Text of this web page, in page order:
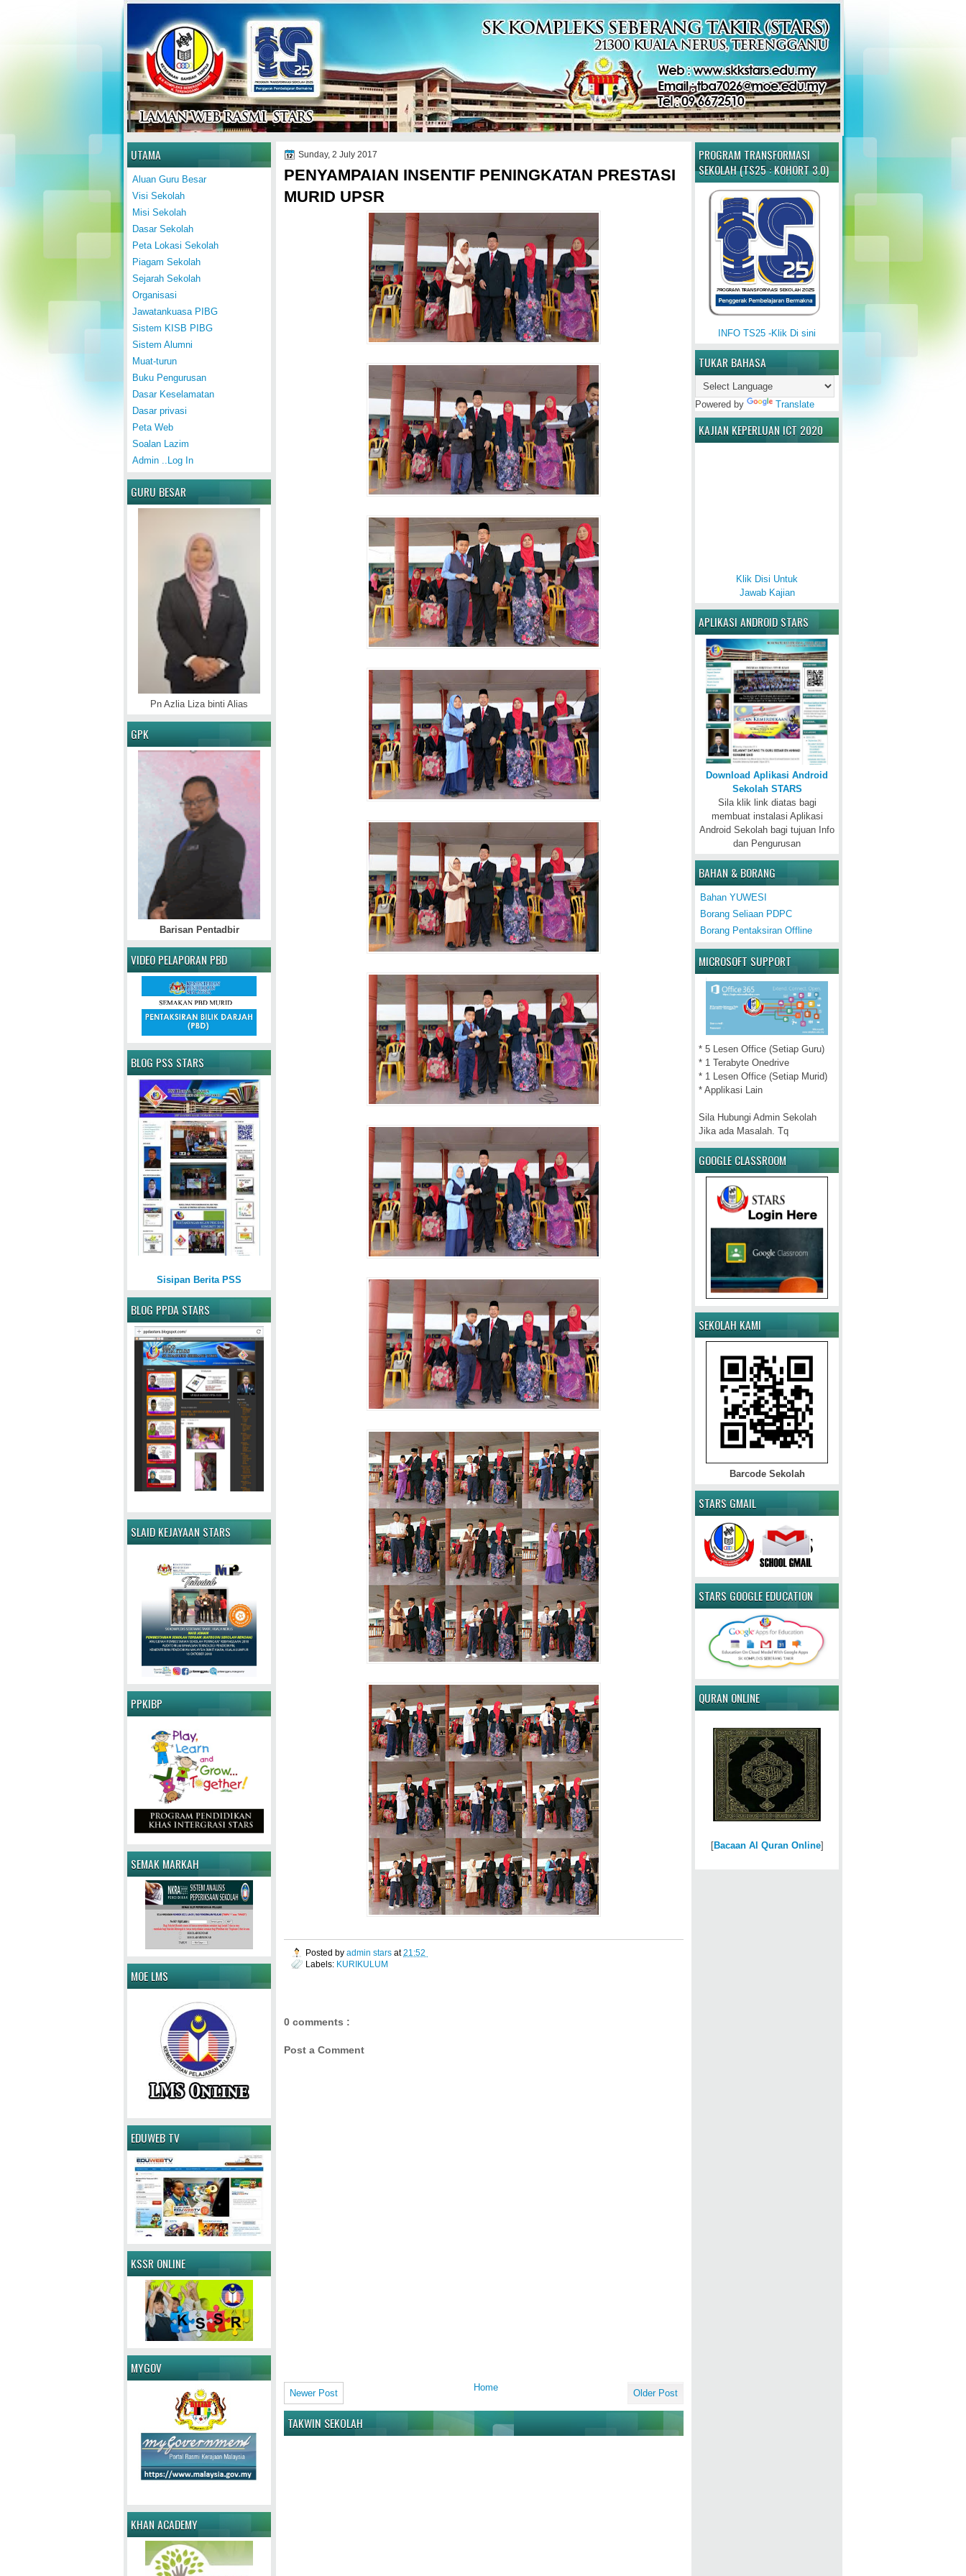
Home
PROGRAM TRANSFORMASI
SEKOLAH (TS25 : KOHORT 3.0)
INFO TS25 -Klik Di sini
TUKAR BAHASA
Powered by Translate
KAJIAN KEPERLUAN ICT 2020
Klik Disi Untuk
Jawab Kajian
APLIKASI ANDROID STARS
Download Aplikasi Android
Sekolah STARS
Sila klik link diatas bagi
membuat instalasi Aplikasi
Android Sekolah bagi tujuan Info
dan Pengurusan
BAHAN & BORANG
Bahan YUWESI
Borang Seliaan PDPC
Borang Pentaksiran Offline
MICROSOFT SUPPORT
* 5 Lesen Office (Setiap Guru)
* 1 Terabyte Onedrive
* 1 Lesen Office (Setiap Murid)
* Applikasi Lain
Sila Hubungi Admin Sekolah
Jika ada Masalah. Tq
GOOGLE CLASSROOM
SEKOLAH KAMI
Barcode Sekolah
STARS GMAIL
STARS GOOGLE EDUCATION
QURAN ONLINE
[Bacaan Al Quran Online]
Sunday, 2 July 2017
PENYAMPAIAN INSENTIF PENINGKATAN PRESTASI
MURID UPSR
Posted by admin stars at21:52
Labels: KURIKULUM
0 comments :
Post a Comment
Newer Post Older Post
Home
TAKWIN SEKOLAH
UTAMA
Aluan Guru Besar
Visi Sekolah
Misi Sekolah
Dasar Sekolah
Peta Lokasi Sekolah
Piagam Sekolah
Sejarah Sekolah
Organisasi
Jawatankuasa PIBG
Sistem KISB PIBG
Sistem Alumni
Muat-turun
Buku Pengurusan
Dasar Keselamatan
Dasar privasi
Peta Web
Soalan Lazim
Admin ..Log In
GURU BESAR
Pn Azlia Liza binti Alias
GPK
Barisan Pentadbir
VIDEO PELAPORAN PBD
BLOG PSS STARS
Sisipan Berita PSS
BLOG PPDA STARS
SLAID KEJAYAAN STARS
PPKIBP
SEMAK MARKAH
MOE LMS
EDUWEB TV
KSSR ONLINE
MYGOV
KHAN ACADEMY